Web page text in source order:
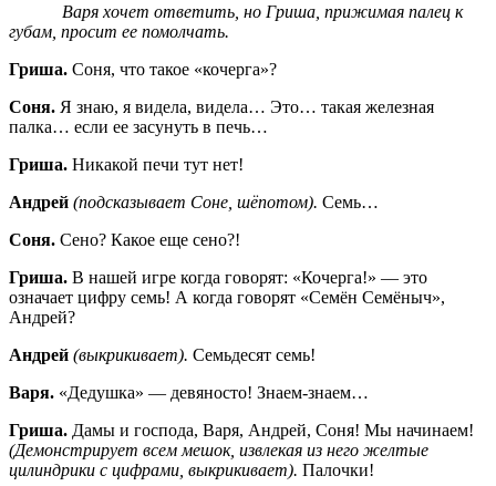
Варя хочет ответить, но Гриша, прижимая палец к
губам, просит ее помолчать.
Гриша. Соня, что такое «кочерга»?
Соня. Я знаю, я видела, видела… Это… такая железная
палка… если ее засунуть в печь…
Гриша. Никакой печи тут нет!
Андрей (подсказывает Соне, шёпотом). Семь…
Соня. Сено? Какое еще сено?!
Гриша. В нашей игре когда говорят: «Кочерга!» — это
означает цифру семь! А когда говорят «Семён Семёныч»,
Андрей?
Андрей (выкрикивает). Семьдесят семь!
Варя. «Дедушка» — девяносто! Знаем-знаем…
Гриша. Дамы и господа, Варя, Андрей, Соня! Мы начинаем!
(Демонстрирует всем мешок, извлекая из него желтые
цилиндрики с цифрами, выкрикивает). Палочки!